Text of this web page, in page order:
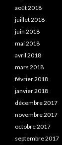
août 2018
juillet 2018
juin 2018
mai 2018
avril 2018
mars 2018
février 2018
janvier 2018
décembre 2017
novembre 2017
octobre 2017
septembre 2017